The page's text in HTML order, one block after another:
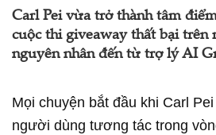
Carl Pei vừa trở thành tâm
cuộc thi giveaway thất bại trên
nguyên nhân đến từ trợ lý AI
Mọi chuyện bắt đầu khi Carl
người dùng tương tác trong